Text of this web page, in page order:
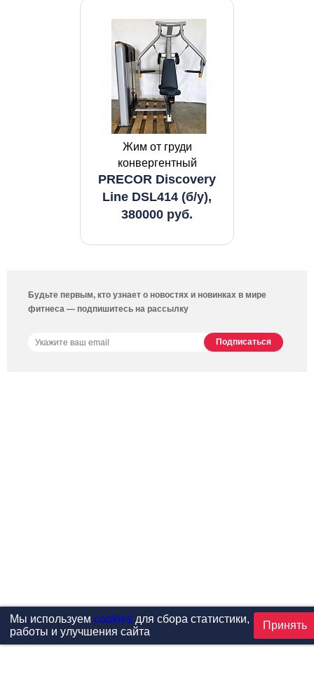
Жим от груди
конвергентный
PRECOR Discovery
Line DSL414 (б/у),
380000 руб.
Будьте первым, кто узнает о новостях и новинках в мире
фитнеса — подпишитесь на рассылку
Мы используем cookiesдля сбора статистики,
работы и улучшения сайта
Принять